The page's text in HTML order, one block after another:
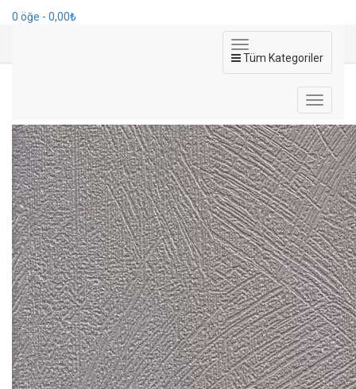
0 öğe - 0,00₺
Tüm Kategoriler